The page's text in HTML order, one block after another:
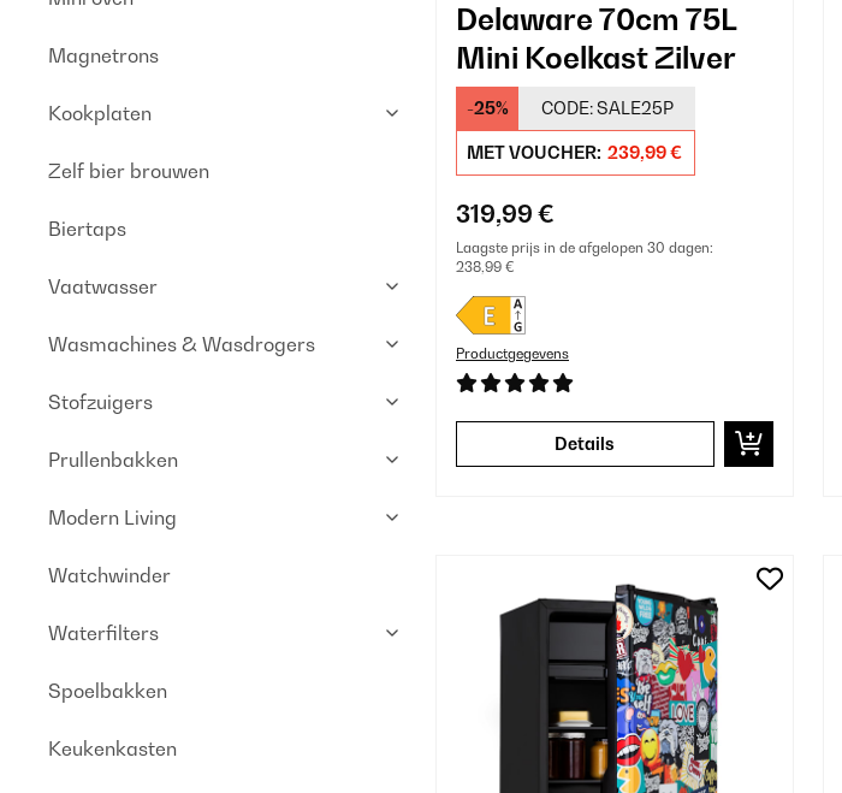
Magnetrons
Kookplaten
Zelf bier brouwen
Biertaps
Vaatwasser
Wasmachines & Wasdrogers
Stofzuigers
Prullenbakken
Modern Living
Watchwinder
Waterfilters
Spoelbakken
Keukenkasten
Delaware 70cm 75L
Mini Koelkast Zilver
-25% CODE: SALE25P
MET VOUCHER: 239,99 €
319,99 €
Laagste prijs in de afgelopen 30 dagen:
238,99 €
Productgegevens
Details